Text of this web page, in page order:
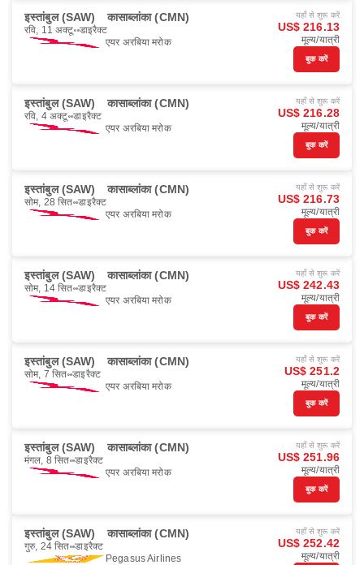
इस्तांबुल (SAW) कासाब्लांका (CMN)
रवि, 11 अक्टू॰ डाइरैक्ट
एयर अरबिया मरोक
यहाँ से शुरू करें
US$ 216.13
मूल्य/यात्री
बुक करें
इस्तांबुल (SAW) कासाब्लांका (CMN)
रवि, 4 अक्टू॰ डाइरैक्ट
एयर अरबिया मरोक
यहाँ से शुरू करें
US$ 216.28
मूल्य/यात्री
बुक करें
इस्तांबुल (SAW) कासाब्लांका (CMN)
सोम, 28 सित॰ डाइरैक्ट
एयर अरबिया मरोक
यहाँ से शुरू करें
US$ 216.73
मूल्य/यात्री
बुक करें
इस्तांबुल (SAW) कासाब्लांका (CMN)
सोम, 14 सित॰ डाइरैक्ट
एयर अरबिया मरोक
यहाँ से शुरू करें
US$ 242.43
मूल्य/यात्री
बुक करें
इस्तांबुल (SAW) कासाब्लांका (CMN)
सोम, 7 सित॰ डाइरैक्ट
एयर अरबिया मरोक
यहाँ से शुरू करें
US$ 251.2
मूल्य/यात्री
बुक करें
इस्तांबुल (SAW) कासाब्लांका (CMN)
मंगल, 8 सित॰ डाइरैक्ट
एयर अरबिया मरोक
यहाँ से शुरू करें
US$ 251.96
मूल्य/यात्री
बुक करें
इस्तांबुल (SAW) कासाब्लांका (CMN)
गुरु, 24 सित॰ डाइरैक्ट
Pegasus Airlines
यहाँ से शुरू करें
US$ 252.42
मूल्य/यात्री